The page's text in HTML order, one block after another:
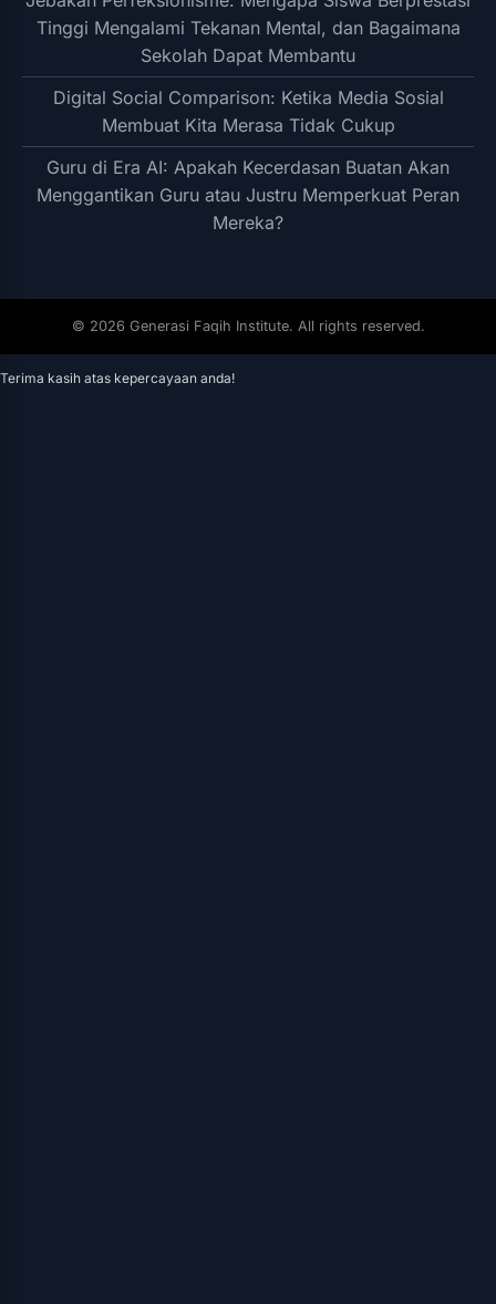
Tinggi Mengalami Tekanan Mental, dan Bagaimana
Sekolah Dapat Membantu
Digital Social Comparison: Ketika Media Sosial
Membuat Kita Merasa Tidak Cukup
Guru di Era AI: Apakah Kecerdasan Buatan Akan
Menggantikan Guru atau Justru Memperkuat Peran
Mereka?
© 2026 Generasi Faqih Institute. All rights reserved.
Terima kasih atas kepercayaan anda!